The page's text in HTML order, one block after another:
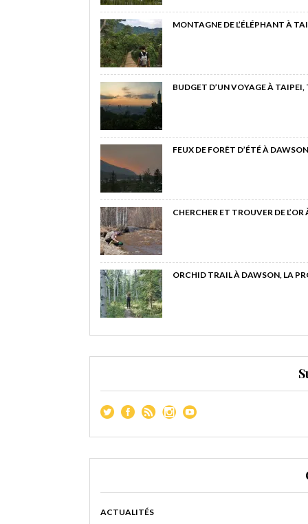
MONTAGNE DE L’ÉLÉPHANT À
BUDGET D’UN VOYAGE À
FEUX DE FORÊT D’ÉTÉ À
CHERCHER ET TROUVER DE
ORCHID TRAIL À DAWSON, LA
ACTUALITÉS